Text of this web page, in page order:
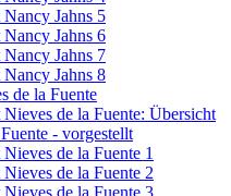
Jahns 5
Jahns 6
Jahns 7
Jahns 8
de la Fuente
de la Fuente: Übersicht
- vorgestellt
de la Fuente 1
de la Fuente 2
de la Fuente 3